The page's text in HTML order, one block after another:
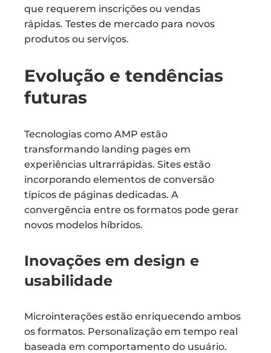
que requerem inscrições ou vendas
rápidas. Testes de mercado para novos
produtos ou serviços.
Evolução e tendências
futuras
Tecnologias como AMP estão
transformando landing pages em
experiências ultrarrápidas. Sites estão
incorporando elementos de conversão
típicos de páginas dedicadas. A
convergência entre os formatos pode gerar
novos modelos híbridos.
Inovações em design e
usabilidade
Microinterações estão enriquecendo ambos
os formatos. Personalização em tempo real
baseada em comportamento do usuário.